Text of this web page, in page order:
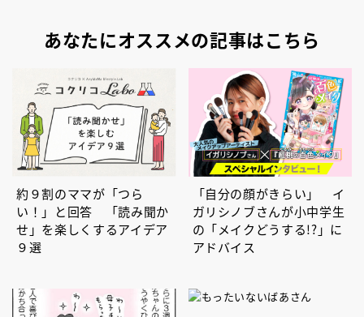
あなたにオススメの記事はこちら
約９割のママが「つら
い！」と回答 「読み聞か
せ」を楽しくするアイデア
９選
「自分の顔がきらい」 イ
ガリシノブさんが小中学生
の「メイクどうする!?」に
アドバイス